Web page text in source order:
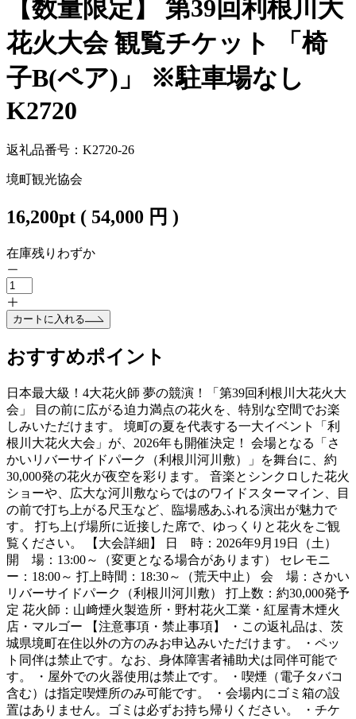
【数量限定】 第39回利根川大
花火大会 観覧チケット 「椅
子B(ペア)」 ※駐車場なし
K2720
返礼品番号：K2720-26
境町観光協会
16,200pt ( 54,000 円 )
在庫残りわずか
カートに入れる
おすすめポイント
日本最大級！4大花火師 夢の競演！「第39回利根川大花火大
会」 目の前に広がる迫力満点の花火を、特別な空間でお楽
しみいただけます。 境町の夏を代表する一大イベント「利
根川大花火大会」が、2026年も開催決定！ 会場となる「さ
かいリバーサイドパーク（利根川河川敷）」を舞台に、約
30,000発の花火が夜空を彩ります。 音楽とシンクロした花火
ショーや、広大な河川敷ならではのワイドスターマイン、目
の前で打ち上がる尺玉など、臨場感あふれる演出が魅力で
す。 打ち上げ場所に近接した席で、ゆっくりと花火をご観
覧ください。 【大会詳細】 日 時：2026年9月19日（土）
開 場：13:00～（変更となる場合があります） セレモニ
ー：18:00～ 打上時間：18:30～（荒天中止） 会 場：さかい
リバーサイドパーク（利根川河川敷） 打上数：約30,000発予
定 花火師：山﨑煙火製造所・野村花火工業・紅屋青木煙火
店・マルゴー 【注意事項・禁止事項】 ・この返礼品は、茨
城県境町在住以外の方のみお申込みいただけます。 ・ペッ
ト同伴は禁止です。なお、身体障害者補助犬は同伴可能で
す。 ・屋外での火器使用は禁止です。 ・喫煙（電子タバコ
含む）は指定喫煙所のみ可能です。 ・会場内にゴミ箱の設
置はありません。ゴミは必ずお持ち帰りください。 ・チケ